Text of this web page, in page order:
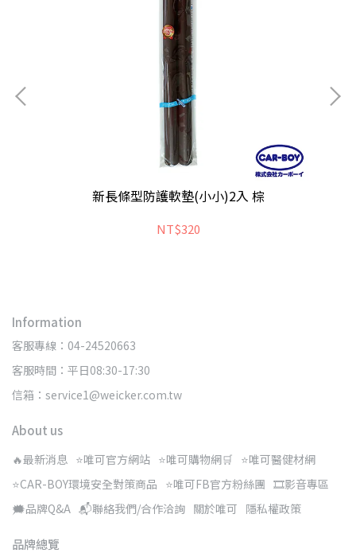
新長條型防護軟墊(小小)2入 棕
NT$320
Information
客服專線：04-24520663
客服時間：平日08:30-17:30
信箱：service1@weicker.com.tw
About us
🔥最新消息 ⭐唯可官方網站 ⭐唯可購物網🛒 ⭐唯可醫健材網
⭐CAR-BOY環境安全對策商品 ⭐唯可FB官方粉絲團 🎞️影音專區
🗯️品牌Q&A 📬聯絡我們/合作洽詢 關於唯可 隱私權政策
品牌總覽